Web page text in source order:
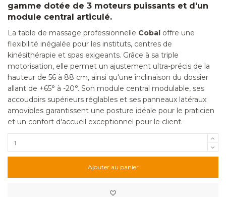
gamme dotée de 3 moteurs puissants et d'un
module central articulé.
La table de massage professionnelle Cobal offre une
flexibilité inégalée pour les instituts, centres de
kinésithérapie et spas exigeants. Grâce à sa triple
motorisation, elle permet un ajustement ultra-précis de la
hauteur de 56 à 88 cm, ainsi qu'une inclinaison du dossier
allant de +65° à -20°. Son module central modulable, ses
accoudoirs supérieurs réglables et ses panneaux latéraux
amovibles garantissent une posture idéale pour le praticien
et un confort d'accueil exceptionnel pour le client.
Ajouter au panier